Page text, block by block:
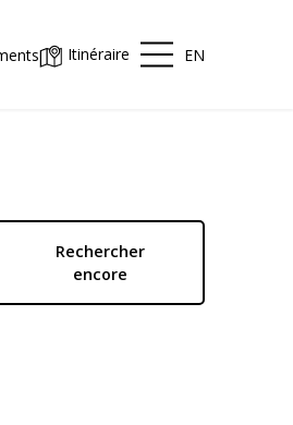
Itinéraire EN
Rechercher
encore